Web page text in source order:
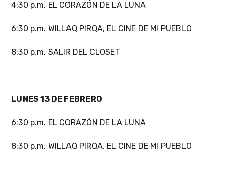
4:30 p.m. EL CORAZÓN DE LA LUNA
6:30 p.m. WILLAQ PIRQA, EL CINE DE MI PUEBLO
8:30 p.m. SALIR DEL CLOSET
LUNES 13 DE FEBRERO
6:30 p.m. EL CORAZÓN DE LA LUNA
8:30 p.m. WILLAQ PIRQA, EL CINE DE MI PUEBLO